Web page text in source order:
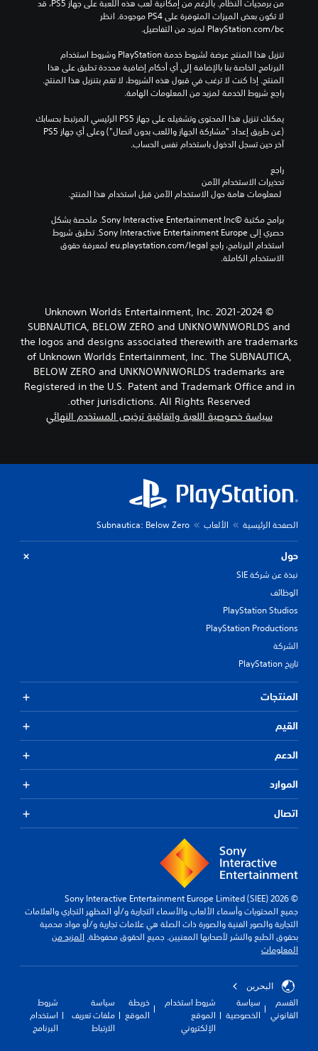
‎PlayStation.com/bc لمزيد من التفاصيل.
راجع شروط الخدمة لمزيد من المعلومات الهامة.
آخر حين تسجل الدخول باستخدام نفس الحساب.
راجع
تحذيرات الاستخدام الآمن
الاستخدام الكاملة.
© 2021-2024 Unknown Worlds Entertainment, Inc.
SUBNAUTICA, BELOW ZERO and UNKNOWNWORLDS and
the logos and designs associated therewith are trademarks
of Unknown Worlds Entertainment, Inc. The SUBNAUTICA,
BELOW ZERO and UNKNOWNWORLDS trademarks are
Registered in the U.S. Patent and Trademark Office and in
other jurisdictions. All Rights Reserved.
سياسة خصوصية اللعبة واتفاقية ترخيص المستخدم النهائي
الصفحة الرئيسية الألعاب Subnautica: Below Zero
حول
نبذة عن شركة SIE
الوظائف
PlayStation Studios
PlayStation Productions
الشركة
تاريخ PlayStation
المنتجات
القيم
الدعم
الموارد
اتصال
© 2026 Sony Interactive Entertainment Europe Limited (SIEE)
جميع المحتويات وأسماء الألعاب والأسماء التجارية و/أو المظهر التجاري والعلامات
التجارية والصور الفنية والصورة ذات الصلة هي علامات تجارية و/أو مواد محمية
بحقوق الطبع والنشر لأصحابها المعنيين. جميع الحقوق محفوظة. المزيد من
المعلومات
البحرين
القسم
القانوني
سياسة
الخصوصية
شروط استخدام
الموقع
الإلكتروني
خريطة
الموقع
سياسة
ملفات تعريف
الارتباط
شروط
استخدام
البرنامج